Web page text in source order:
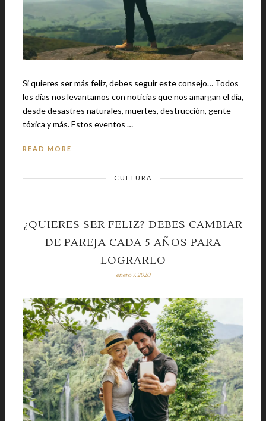
Si quieres ser más feliz, debes seguir este consejo… Todos
los días nos levantamos con noticias que nos amargan el día,
desde desastres naturales, muertes, destrucción, gente
tóxica y más. Estos eventos …
READ MORE
CULTURA
¿QUIERES SER FELIZ? DEBES CAMBIAR
DE PAREJA CADA 5 AÑOS PARA
LOGRARLO
enero 7, 2020